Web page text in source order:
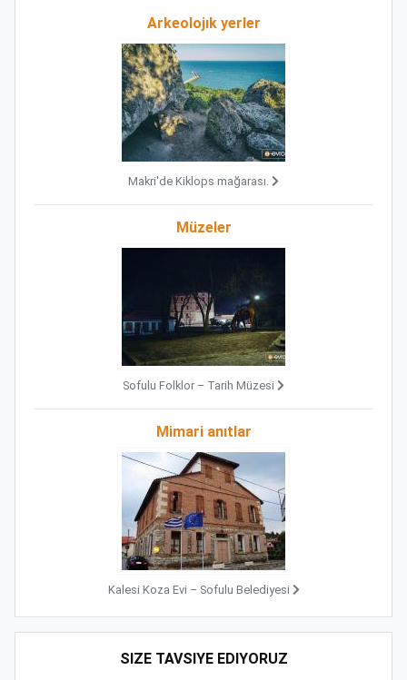
Arkeolojık yerler
Makri'de Kiklops mağarası.
Müzeler
Sofulu Folklor – Tarih Müzesi
Mimari anıtlar
Kalesi Koza Evi – Sofulu Belediyesi
SIZE TAVSIYE EDIYORUZ